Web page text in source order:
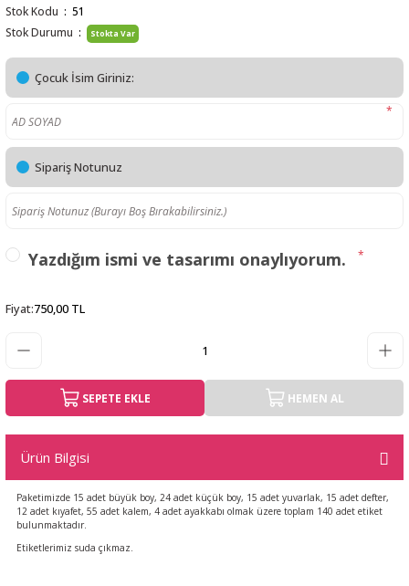
Stok Kodu
51
Stok Durumu
Stokta Var
Çocuk İsim Giriniz:
*
Sipariş Notunuz
Yazdığım ismi ve tasarımı onaylıyorum. *
Fiyat:750,00 TL
SEPETE EKLE HEMEN AL
Ürün Bilgisi
Paketimizde 15 adet büyük boy, 24 adet küçük boy, 15 adet yuvarlak, 15 adet defter,
12 adet kıyafet, 55 adet kalem, 4 adet ayakkabı olmak üzere toplam 140 adet etiket
bulunmaktadır.
Etiketlerimiz suda çıkmaz.